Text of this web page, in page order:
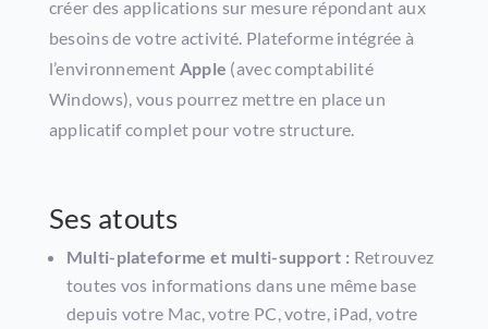
créer des applications sur mesure répondant aux
besoins de votre activité. Plateforme intégrée à
l’environnement Apple (avec comptabilité
Windows), vous pourrez mettre en place un
applicatif complet pour votre structure.
Ses atouts
Multi-plateforme et multi-support : Retrouvez
toutes vos informations dans une même base
depuis votre Mac, votre PC, votre, iPad, votre